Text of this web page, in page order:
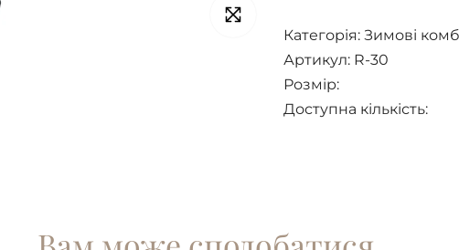
Категорія: Зимові
Артикул: R-30
Розмір:
Доступна кількість: